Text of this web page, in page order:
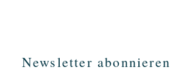
Newsletter abonnieren